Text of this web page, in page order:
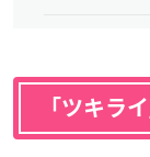
「ツキラ